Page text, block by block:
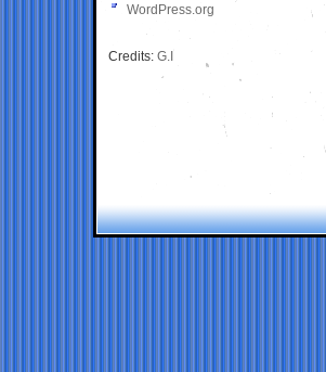
WordPress.org
Credits: G.I